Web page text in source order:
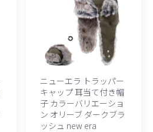
ニューエラ トラッパー
キャップ 耳当て付き帽
子 カラーバリエーショ
ン オリーブ ダークブラ
ッシュ new era